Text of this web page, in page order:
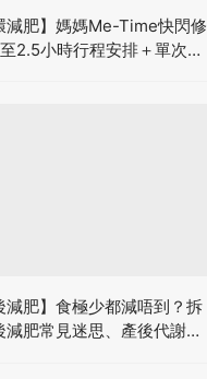
減肥】媽媽Me-Time快閃修
2.5小時行程安排＋單次收
減肥】食極少都減唔到？拆
減肥常見迷思、產後代謝、